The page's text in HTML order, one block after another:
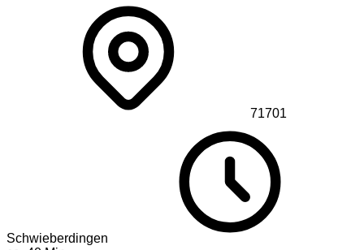
71701
Schwieberdingen